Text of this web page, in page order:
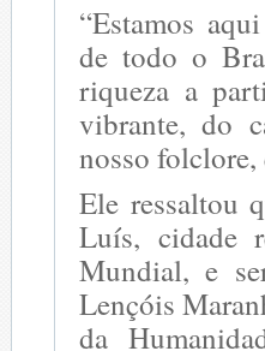
“Estamos
de todo o
riqueza a
vibrante, do
nosso folclore,
Ele ressaltou
Luís, cidade
Mundial, e
Lençóis
da